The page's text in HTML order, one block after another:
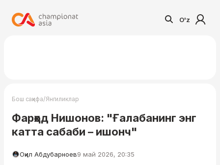
O'z
Бош саҳифа/Янгиликлар
Фарҳод Нишонов: "Ғалабанинг энг
катта сабаби – ишонч"
Оқил Абдубарноев9 май 2026, 20:35